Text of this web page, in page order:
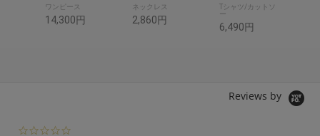
ワンピース
14,300円
ネックレス
2,860円
Tシャツ/カットソ
ー
6,490円
Reviews by